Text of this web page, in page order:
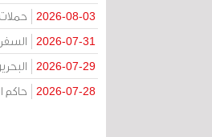
2026-08-03
2026-07-31
2026-07-29
2026-07-28 حاكم